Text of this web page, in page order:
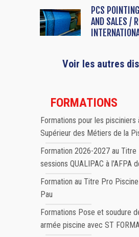
PCS
AND SALES /
Voir les autres
FORMATIONS
Formations pour les pisciniers
Supérieur des Métiers de la
Formation 2026-2027 au
sessions QUALIPAC à l'AFPA
Formation au Titre Pro
Pau
Formations Pose et soudure
armée piscine avec ST